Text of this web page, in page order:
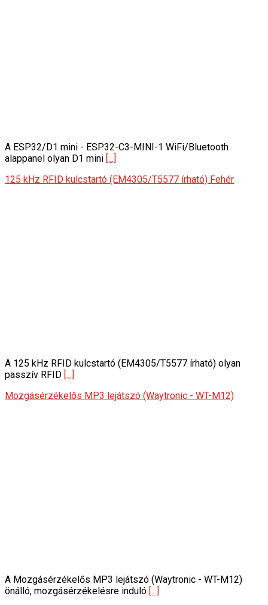
A ESP32/D1 mini - ESP32-C3-MINI-1 WiFi/Bluetooth
alappanel olyan D1 mini [...]
125 kHz RFID kulcstartó (EM4305/T5577 írható) Fehér
A 125 kHz RFID kulcstartó (EM4305/T5577 írható) olyan
passzív RFID [...]
Mozgásérzékelős MP3 lejátszó (Waytronic - WT-M12)
A Mozgásérzékelős MP3 lejátszó (Waytronic - WT-M12)
önálló, mozgásérzékelésre induló [...]